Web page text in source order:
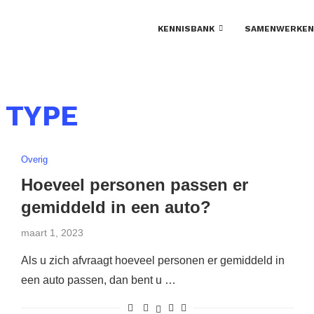
KENNISBANK SAMENWERKEN
TYPE
Overig
Hoeveel personen passen er
gemiddeld in een auto?
maart 1, 2023
Als u zich afvraagt hoeveel personen er gemiddeld in
een auto passen, dan bent u …